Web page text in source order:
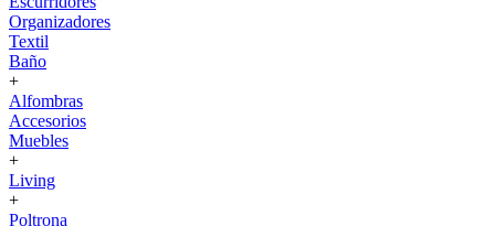
Organizadores
Textil
Baño
+
Alfombras
Accesorios
Muebles
+
Living
+
Poltrona